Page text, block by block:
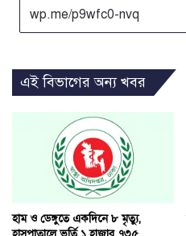
এই বিভাগের অন্য খবর
হাম ও ডেঙ্গুতে একদিনে ৮ মৃত্যু,